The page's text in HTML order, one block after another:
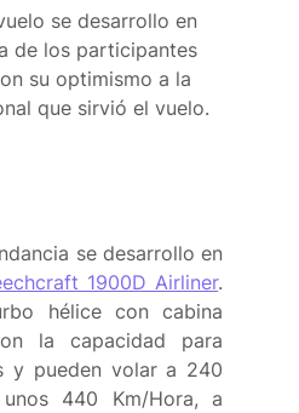
se desarrollo en
de los participantes
su optimismo a la
que sirvió el vuelo.
se desarrollo en
1900D Airliner.
hélice con cabina
la capacidad para
y pueden volar a 240
440 Km/Hora, a